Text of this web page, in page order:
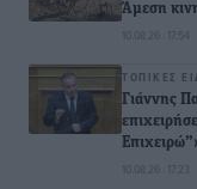
Άμεση
10.08.26 · 17:54
ΤΟΠΙΚΈΣ
Γιάννης
10.08.26 · 17:23